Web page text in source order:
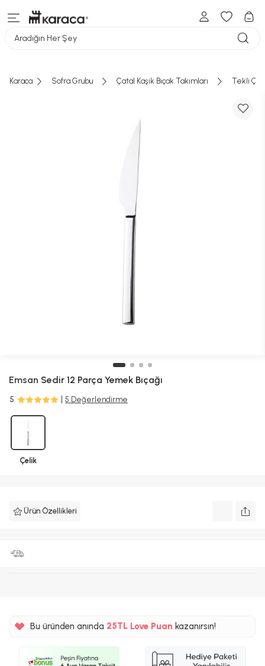
Aradığın Her Şey
Karaca Sofra Grubu Çatal Kaşık Bıçak Takımları Tekli
Emsan Sedir 12 Parça Yemek Bıçağı
5 5 Değerlendirme
Çelik
Ürün Özellikleri
Bu üründen anında 25TLLove Puankazanırsın!